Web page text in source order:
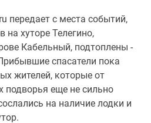
передает с места событий,
хуторе Телегино,
Кабельный, подтоплены -
спасатели пока
жителей, которые от
подворья еще не сильно
на наличие лодки и